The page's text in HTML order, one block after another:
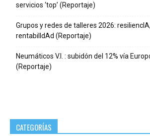
servicios ‘top’ (Reportaje)
Grupos y redes de talleres 2026:
rentabilIdAd (Reportaje)
Neumáticos V.I. : subidón del 12% vía
(Reportaje)
CATEGORÍAS